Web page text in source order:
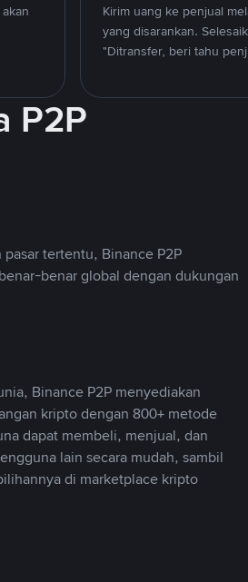
Kirim uang ke penjual
yang disarankan.
"Ditransfer, beri tahu
P2P
tertentu, Binance P2P
benar global dengan dukungan
Binance P2P menyediakan
kripto dengan 800+ metode
dapat membeli, menjual, dan
lain secara mudah, sambil
di marketplace kripto